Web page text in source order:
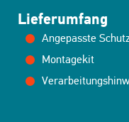
Lieferumfang
Angepasste
Montagekit